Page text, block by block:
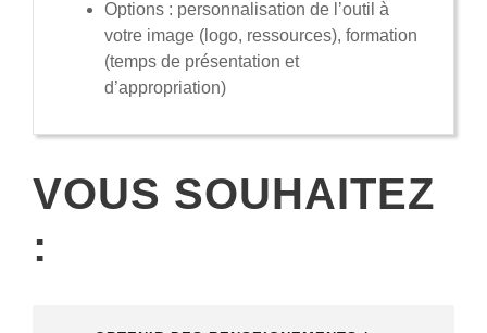
Options : personnalisation de l’outil à
votre image (logo, ressources), formation
(temps de présentation et
d’appropriation)
VOUS SOUHAITEZ
: